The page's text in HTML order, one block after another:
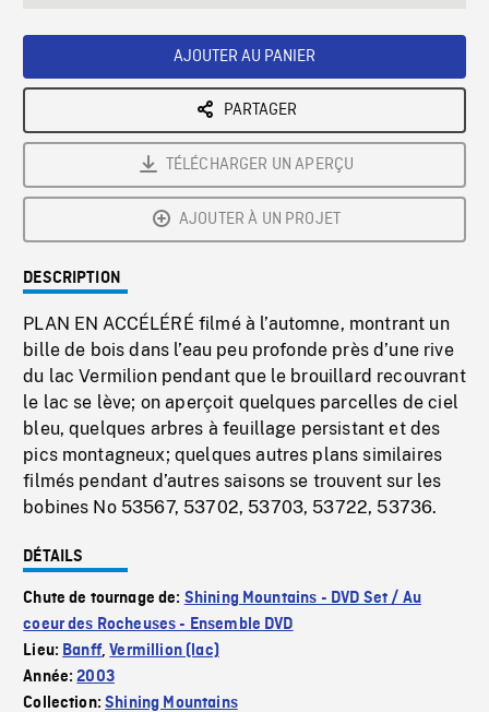
AJOUTER AU PANIER
PARTAGER
TÉLÉCHARGER UN APERÇU
AJOUTER À UN PROJET
DESCRIPTION
PLAN EN ACCÉLÉRÉ filmé à l’automne, montrant un
bille de bois dans l’eau peu profonde près d’une rive
du lac Vermilion pendant que le brouillard recouvrant
le lac se lève; on aperçoit quelques parcelles de ciel
bleu, quelques arbres à feuillage persistant et des
pics montagneux; quelques autres plans similaires
filmés pendant d’autres saisons se trouvent sur les
bobines No 53567, 53702, 53703, 53722, 53736.
DÉTAILS
Chute de tournage de: Shining Mountains - DVD Set / Au
coeur des Rocheuses - Ensemble DVD
Lieu: Banff,Vermillion (lac)
Année:2003
Collection:Shining Mountains